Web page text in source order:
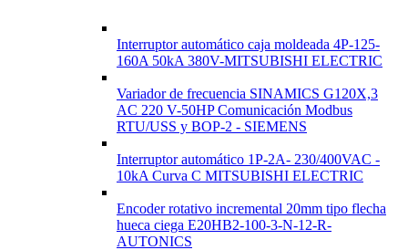
Interruptor automático caja moldeada 4P-125-
160A 50kA 380V-MITSUBISHI ELECTRIC
Variador de frecuencia SINAMICS G120X,3
AC 220 V-50HP Comunicación Modbus
RTU/USS y BOP-2 - SIEMENS
Interruptor automático 1P-2A- 230/400VAC -
10kA Curva C MITSUBISHI ELECTRIC
Encoder rotativo incremental 20mm tipo flecha
hueca ciega E20HB2-100-3-N-12-R-
AUTONICS